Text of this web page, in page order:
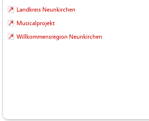
Landkreis Neunkirchen
Musicalprojekt
Willkommensregion Neunkirchen